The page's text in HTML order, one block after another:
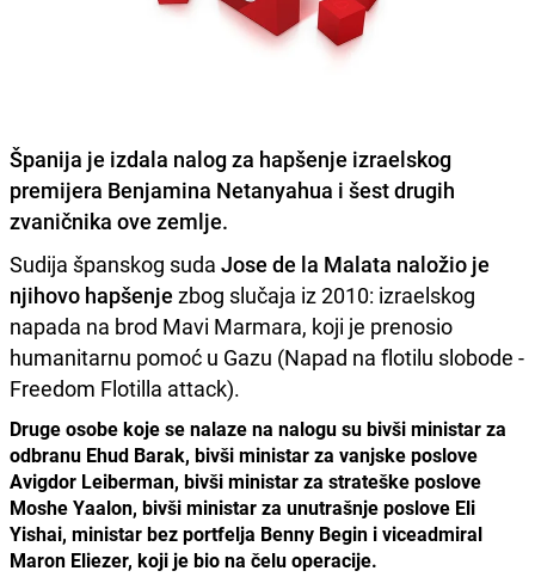
Španija je izdala nalog za hapšenje izraelskog
premijera Benjamina Netanyahua i šest drugih
zvaničnika ove zemlje.
Sudija španskog suda Jose de la Malata naložio je
njihovo hapšenje zbog slučaja iz 2010: izraelskog
napada na brod Mavi Marmara, koji je prenosio
humanitarnu pomoć u Gazu (Napad na flotilu slobode -
Freedom Flotilla attack).
Druge osobe koje se nalaze na nalogu su bivši ministar za
odbranu Ehud Barak, bivši ministar za vanjske poslove
Avigdor Leiberman, bivši ministar za strateške poslove
Moshe Yaalon, bivši ministar za unutrašnje poslove Eli
Yishai, ministar bez portfelja Benny Begin i viceadmiral
Maron Eliezer, koji je bio na čelu operacije.